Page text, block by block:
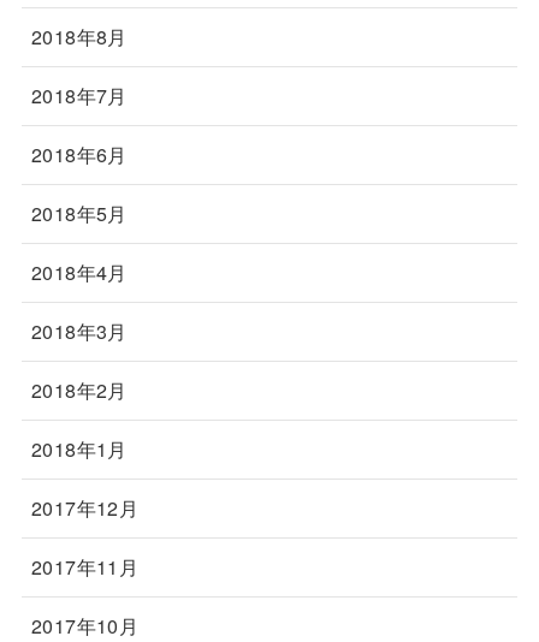
2018年8月
2018年7月
2018年6月
2018年5月
2018年4月
2018年3月
2018年2月
2018年1月
2017年12月
2017年11月
2017年10月